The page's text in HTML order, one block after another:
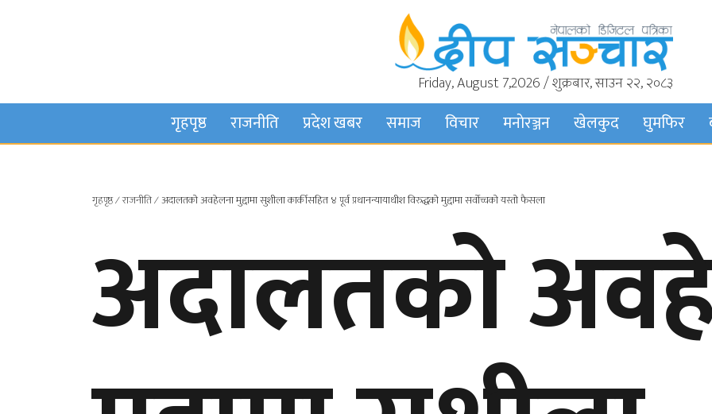
Friday, August 7,2026 / शुक्रबार, साउन २२, २०८३
गृहपृष्ठ राजनीति प्रदेश खबर समाज विचार मनाेरञ्जन खेलकुद घुमफिर
गृहपृष्ठ∕राजनीति∕अदालतको अवहेलना मुद्दामा सुशीला कार्कीसहित ४ पूर्व प्रधानन्यायाधीश विरुद्धको मुद्दामा सर्वोच्चको यस्तो फैसला
अदालतको